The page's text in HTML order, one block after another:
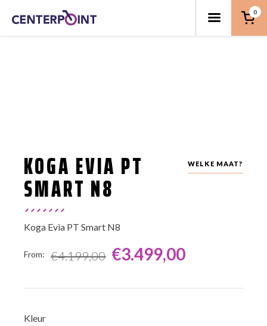
0
WELKE MAAT?
KOGA EVIA PT
SMART N8
Koga Evia PT Smart N8
From: €4.199,00 €3.499,00
From:
Kleur